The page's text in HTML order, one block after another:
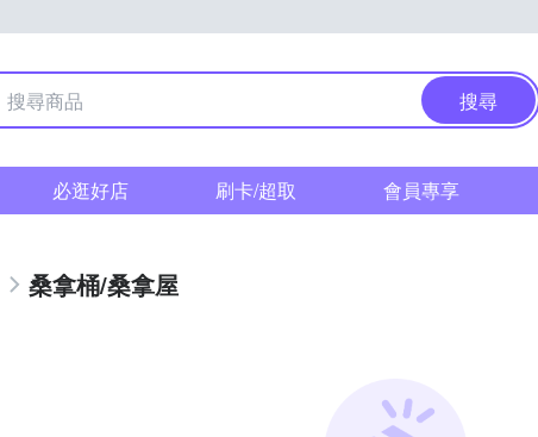
搜尋
必逛好店 刷卡/超取 會員專享
桑拿桶/桑拿屋